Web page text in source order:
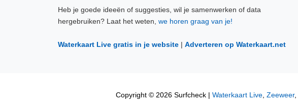
Heb je goede ideeën of suggesties, wil je samenwerken of data
hergebruiken? Laat het weten, we horen graag van je!
Waterkaart Live gratis in je website | Adverteren op Waterkaart.net
Copyright © 2026 Surfcheck | Waterkaart Live, Zeeweer,